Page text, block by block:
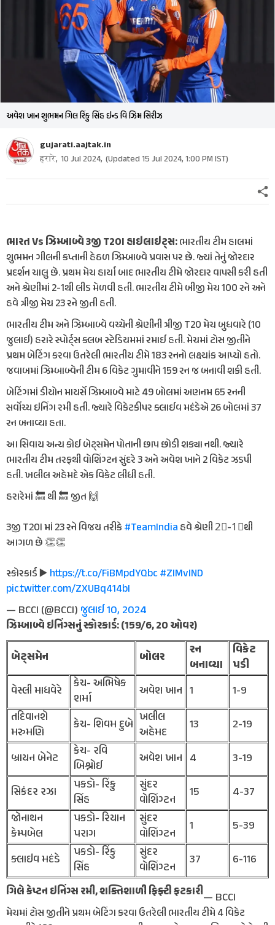
અવેશ ખાન શુભમન ગિલ રિંકુ સિંહ ઇન્ડ વિ ઝિમ સિરીઝ
gujarati.aajtak.in
हरारे, 10 Jul 2024, (Updated15 Jul 2024, 1:00 PMIST)
ભારત Vs ઝિમ્બાબ્વે 3જી T20I હાઇલાઇટ્સ:ભારતીય ટીમ હાલમાં
શુભમન ગીલની કપ્તાની હેઠળ ઝિમ્બાબ્વે પ્રવાસ પર છે. જ્યાં તેનું જોરદાર
પ્રદર્શન ચાલુ છે. પ્રથમ મેચ હાર્યા બાદ ભારતીય ટીમે જોરદાર વાપસી કરી હતી
અને શ્રેણીમાં 2-1થી લીડ મેળવી હતી. ભારતીય ટીમે બીજી મેચ 100 રને અને
હવે ત્રીજી મેચ 23 રને જીતી હતી.
ભારતીય ટીમ અને ઝિમ્બાબ્વે વચ્ચેની શ્રેણીની ત્રીજી T20 મેચ બુધવારે (10
જુલાઈ) હરારે સ્પોર્ટ્સ ક્લબ સ્ટેડિયમમાં રમાઈ હતી. મેચમાં ટોસ જીતીને
પ્રથમ બેટિંગ કરવા ઉતરેલી ભારતીય ટીમે 183 રનનો લક્ષ્યાંક આપ્યો હતો.
જવાબમાં ઝિમ્બાબ્વેની ટીમ 6 વિકેટ ગુમાવીને 159 રન જ બનાવી શકી હતી.
બેટિંગમાં ડીયોન માયર્સે ઝિમ્બાબ્વે માટે 49 બોલમાં અણનમ 65 રનની
સર્વોચ્ચ ઇનિંગ રમી હતી. જ્યારે વિકેટકીપર ક્લાઈવ મદંડેએ 26 બોલમાં 37
રન બનાવ્યા હતા.
આ સિવાય અન્ય કોઈ બેટ્સમેન પોતાની છાપ છોડી શક્યા નથી. જ્યારે
ભારતીય ટીમ તરફથી વોશિંગ્ટન સુંદરે 3 અને અવેશ ખાને 2 વિકેટ ઝડપી
હતી. ખલીલ અહેમદે એક વિકેટ લીધી હતી.
હરારેમાં 🔙 થી 🔙 જીત 🙌
3જી T20I માં 23 રને વિજય તરીકે#TeamIndiaહવે શ્રેણી 2⃣-1⃣થી
આગળ છે 👏👏
સ્કોરકાર્ડ ▶️https://t.co/FiBMpdYQbc#ZIMvIND
pic.twitter.com/ZXUBq414bI
— BCCI (@BCCI) જુલાઈ 10, 2024
ઝિમ્બાબ્વે ઇનિંગ્સનું સ્કોરકાર્ડ: (159/6, 20 ઓવર)
બેટ્સમેન બોલર
રન
બનાવ્યા
વિકેટ
પડી
વેસ્લી માધવેરે
કેચ- અભિષેક
શર્મા
અવેશ ખાન 1
1-9
તદિવાનશે
મરુમણિ
કેચ- શિવમ દુબે ખલીલ
અહેમદ
13
2-19
બ્રાયન બેનેટ
કેચ- રવિ
બિશ્નોઈ
અવેશ ખાન 4
3-19
સિકંદર રઝા
પકડો- રિંકુ
સિંહ
સુંદર
વોશિંગ્ટન
15
4-37
જોનાથન
કેમ્પબેલ
પકડો- રિયાન
પરાગ
સુંદર
વોશિંગ્ટન
1
5-39
ક્લાઇવ મદંડે
પકડો- રિંકુ
સિંહ
સુંદર
વોશિંગ્ટન
37 6-116
ગિલે કેપ્ટન ઇનિંગ્સ રમી, શક્તિશાળી ફિફ્ટી ફટકારી
મેચમાં ટોસ જીતીને પ્રથમ બેટિંગ કરવા ઉતરેલી ભારતીય ટીમે 4 વિકેટ
— BCCI